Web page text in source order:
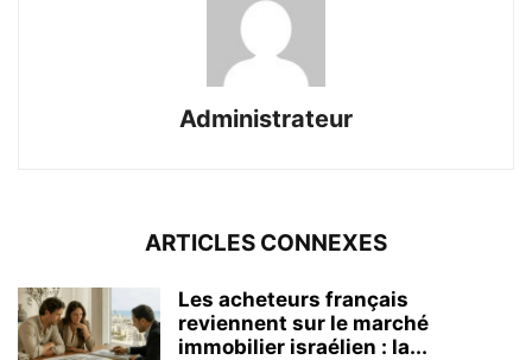
Administrateur
ARTICLES CONNEXES
Les acheteurs français
reviennent sur le marché
immobilier israélien : la...